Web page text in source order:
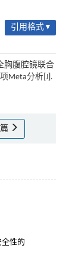
引用格式 ▾
胸腹腔镜联合
Meta分析[J].